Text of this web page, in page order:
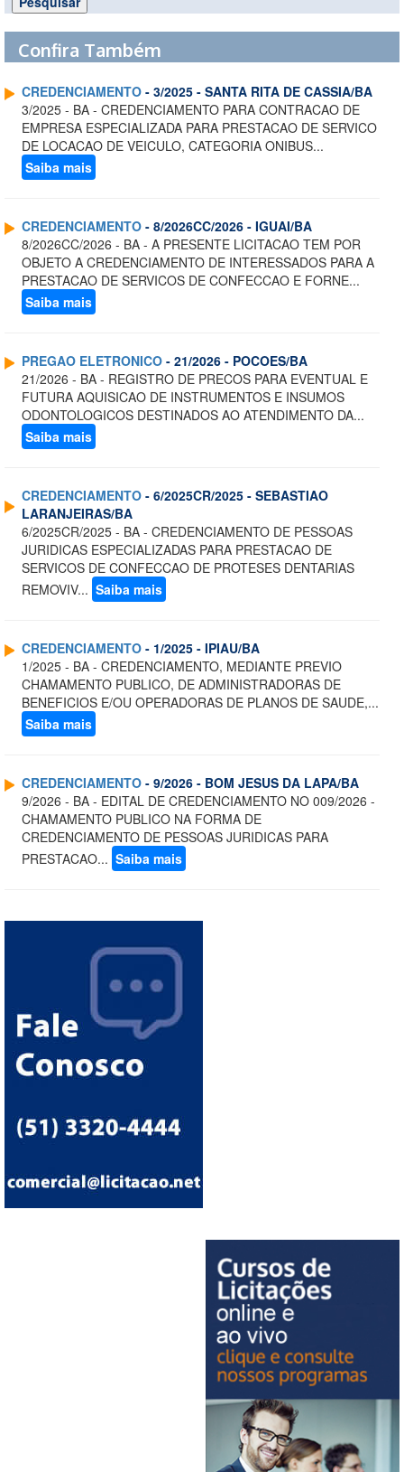
Confira Também
CREDENCIAMENTO - 3/2025 - SANTA RITA DE CASSIA/BA
3/2025 - BA - CREDENCIAMENTO PARA CONTRACAO DE
EMPRESA ESPECIALIZADA PARA PRESTACAO DE SERVICO
DE LOCACAO DE VEICULO, CATEGORIA ONIBUS...
Saiba mais
CREDENCIAMENTO - 8/2026CC/2026 - IGUAI/BA
8/2026CC/2026 - BA - A PRESENTE LICITACAO TEM POR
OBJETO A CREDENCIAMENTO DE INTERESSADOS PARA A
PRESTACAO DE SERVICOS DE CONFECCAO E FORNE...
Saiba mais
PREGAO ELETRONICO - 21/2026 - POCOES/BA
21/2026 - BA - REGISTRO DE PRECOS PARA EVENTUAL E
FUTURA AQUISICAO DE INSTRUMENTOS E INSUMOS
ODONTOLOGICOS DESTINADOS AO ATENDIMENTO DA...
Saiba mais
CREDENCIAMENTO - 6/2025CR/2025 - SEBASTIAO
LARANJEIRAS/BA
6/2025CR/2025 - BA - CREDENCIAMENTO DE PESSOAS
JURIDICAS ESPECIALIZADAS PARA PRESTACAO DE
SERVICOS DE CONFECCAO DE PROTESES DENTARIAS
REMOVIV... Saiba mais
CREDENCIAMENTO - 1/2025 - IPIAU/BA
1/2025 - BA - CREDENCIAMENTO, MEDIANTE PREVIO
CHAMAMENTO PUBLICO, DE ADMINISTRADORAS DE
BENEFICIOS E/OU OPERADORAS DE PLANOS DE SAUDE,...
Saiba mais
CREDENCIAMENTO - 9/2026 - BOM JESUS DA LAPA/BA
9/2026 - BA - EDITAL DE CREDENCIAMENTO NO 009/2026 -
CHAMAMENTO PUBLICO NA FORMA DE
CREDENCIAMENTO DE PESSOAS JURIDICAS PARA
PRESTACAO... Saiba mais